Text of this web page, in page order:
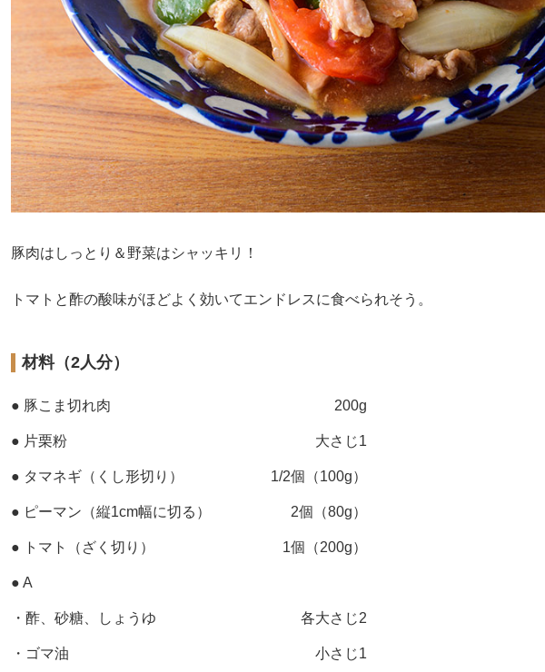
豚肉はしっとり＆野菜はシャッキリ！
トマトと酢の酸味がほどよく効いてエンドレスに食べられそう。
材料（2人分）
● 豚こま切れ肉 200g
● 片栗粉 大さじ1
● タマネギ（くし形切り） 1/2個（100g）
● ピーマン（縦1cm幅に切る） 2個（80g）
● トマト（ざく切り） 1個（200g）
● A
・酢、砂糖、しょうゆ 各大さじ2
・ゴマ油 小さじ1